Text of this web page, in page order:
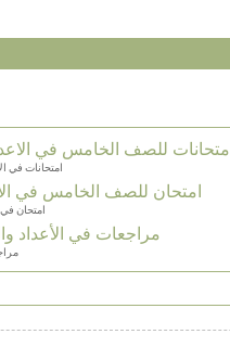
امتحانات للصف الخامس في
امتحانات في
امتحان للصف الخامس في
امتحان
مراجعات في الأعداد